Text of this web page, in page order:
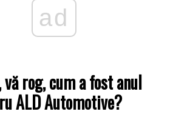
ad
rog, cum a fost anul
ALD Automotive?